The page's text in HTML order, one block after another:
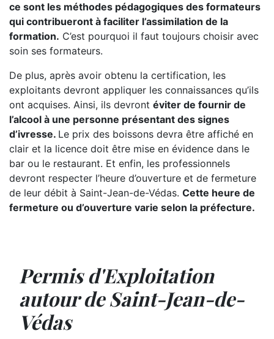
ce sont les méthodes pédagogiques des formateurs
qui contribueront à faciliter l’assimilation de la
formation. C’est pourquoi il faut toujours choisir avec
soin ses formateurs.
De plus, après avoir obtenu la certification, les
exploitants devront appliquer les connaissances qu’ils
ont acquises. Ainsi, ils devront éviter de fournir de
l’alcool à une personne présentant des signes
d’ivresse. Le prix des boissons devra être affiché en
clair et la licence doit être mise en évidence dans le
bar ou le restaurant. Et enfin, les professionnels
devront respecter l’heure d’ouverture et de fermeture
de leur débit à Saint-Jean-de-Védas. Cette heure de
fermeture ou d’ouverture varie selon la préfecture.
Permis d'Exploitation
autour de Saint-Jean-de-
Védas